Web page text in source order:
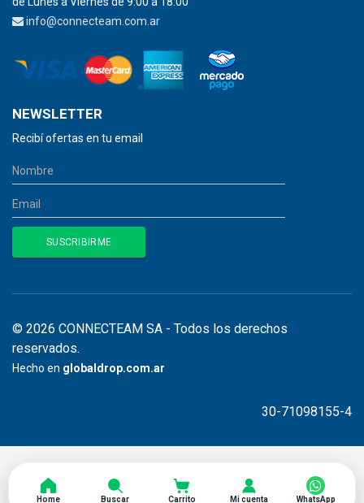
info@connecteam.com.ar
NEWSLETTER
Recibí ofertas en tu email
© 2026 CONNECTEAM SA - Todos los derechos
reservados.
Hecho en globaldrop.com.ar
30-71098155-4
Home Buscar Carrito Mi cuenta